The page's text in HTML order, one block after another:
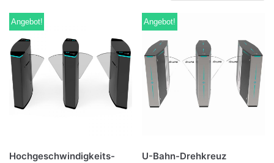
Angebot!
Hochgeschwindigkeits-
Angebot!
U-Bahn-Drehkreuz